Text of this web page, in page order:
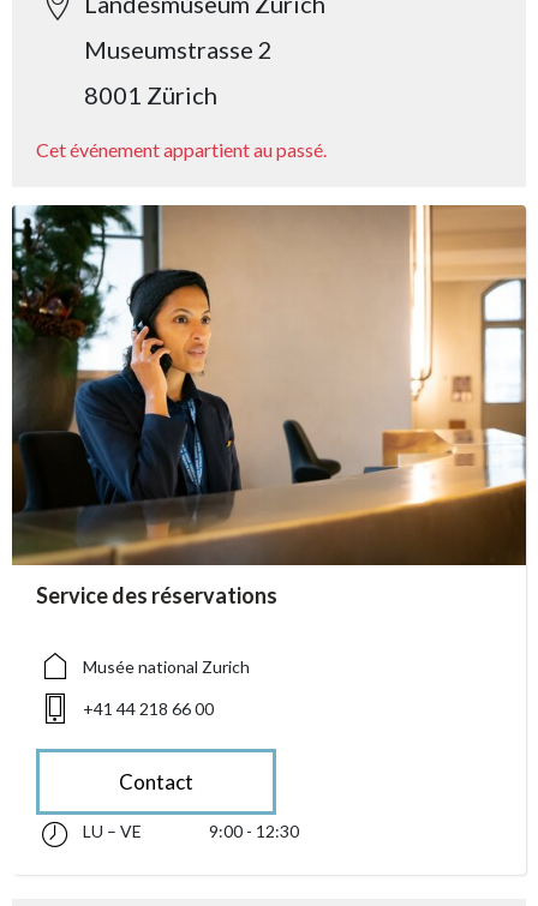
Museumstrasse 2
8001 Zürich
Cet événement appartient au passé.
accessibility.sr-only.person_card_info
Service des réservations
accessibility.sr-only.museum
Musée national Zurich
accessibility.sr-only.phone
+41 44 218 66 00
Contact
accessibility.sr-only.opening_hours
lundi jusqu’à vendredi 09:00 - 12:30
LU – VE 9:00 - 12:30